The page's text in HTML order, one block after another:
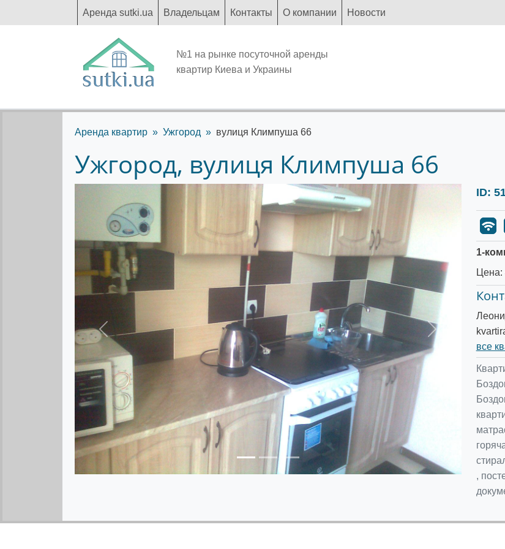
Аренда sutki.ua Владельцам Контакты О компании Новости
№1 на рынке посуточной аренды
квартир Киева и Украины
Аренда квартир Ужгород вулиця Климпуша 66
Ужгород, вулиця Климпуша 66
Предыдущее Следующее
ID:
1-
Цена:
все
,